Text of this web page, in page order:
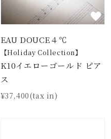
EAU DOUCE４℃
【Holiday Collection】
K10イエローゴールド ピア
ス
¥37,400(tax in)